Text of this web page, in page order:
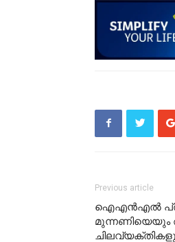
Previous article
ഐഎൻഎൽ
മുന്നണിയെയും